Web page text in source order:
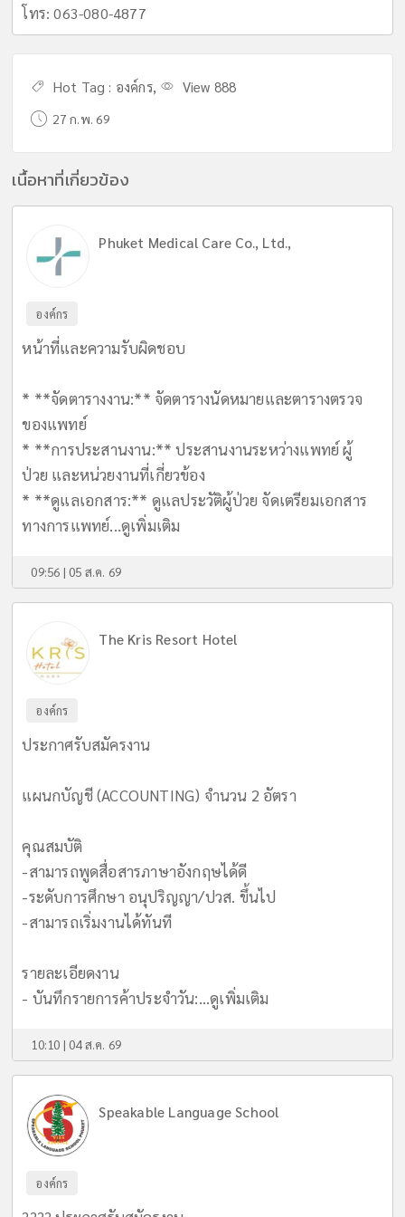
โทร: 063-080-4877
Hot Tag : องค์กร, View 888
27 ก.พ. 69
เนื้อหาที่เกี่ยวข้อง
Phuket Medical Care Co., Ltd.,
องค์กร
หน้าที่และความรับผิดชอบ
* **จัดตารางงาน:** จัดตารางนัดหมายและตารางตรวจ
ของแพทย์
* **การประสานงาน:** ประสานงานระหว่างแพทย์ ผู้
ป่วย และหน่วยงานที่เกี่ยวข้อง
* **ดูแลเอกสาร:** ดูแลประวัติผู้ป่วย จัดเตรียมเอกสาร
ทางการแพทย์...ดูเพิ่มเติม
09:56 | 05 ส.ค. 69
The Kris Resort Hotel
องค์กร
ประกาศรับสมัครงาน
แผนกบัญชี (ACCOUNTING) จำนวน 2 อัตรา
คุณสมบัติ
-สามารถพูดสื่อสารภาษาอังกฤษได้ดี
-ระดับการศึกษา อนุปริญญา/ปวส. ขึ้นไป
-สามารถเริ่มงานได้ทันที
รายละเอียดงาน
- บันทึกรายการค้าประจำวัน:...ดูเพิ่มเติม
10:10 | 04 ส.ค. 69
Speakable Language School
องค์กร